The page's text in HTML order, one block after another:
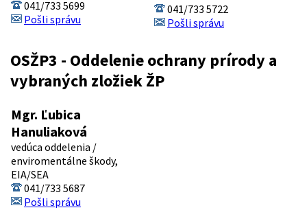
041/733 5699
Pošli správu
041/733 5722
Pošli správu
OSŽP3 - Oddelenie ochrany prírody a
vybraných zložiek ŽP
Mgr. Ľubica
Hanuliaková
vedúca oddelenia /
enviromentálne škody,
EIA/SEA
041/733 5687
Pošli správu